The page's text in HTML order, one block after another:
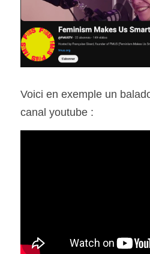
Voici en exemple un
canal youtube :